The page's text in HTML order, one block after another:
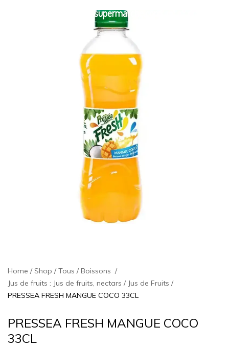
Home Shop Tous
Boissons
Jus de fruits : Jus de fruits, nectars
Jus de Fruits
PRESSEA FRESH MANGUE COCO 33CL
PRESSEA FRESH MANGUE COCO
33CL
bonus-supermarche.com